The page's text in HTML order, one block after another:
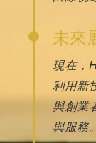
未來
現在，
利用新
與創業
與服務。